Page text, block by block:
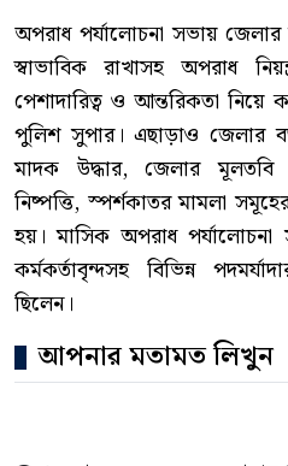
অপরাধ পর্যালোচনা সভায় জেলার
স্বাভাবিক রাখাসহ অপরাধ
পেশাদারিত্ব ও আন্তরিকতা নিয়ে
পুলিশ সুপার। এছাড়াও জেলার
মাদক উদ্ধার, জেলার মূলতবি
নিষ্পত্তি, স্পর্শকাতর মামলা
হয়। মাসিক অপরাধ
কর্মকর্তাবৃন্দসহ বিভিন্ন
ছিলেন।
আপনার মতামত লিখুন